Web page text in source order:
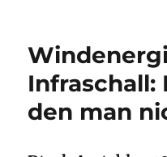
Infraschall:
den man